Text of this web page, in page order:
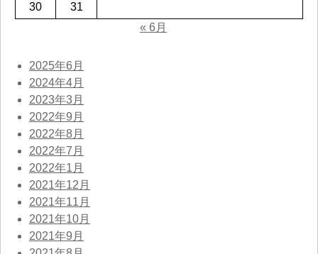
30
31
« 6月
2025年6月
2024年4月
2023年3月
2022年9月
2022年8月
2022年7月
2022年1月
2021年12月
2021年11月
2021年10月
2021年9月